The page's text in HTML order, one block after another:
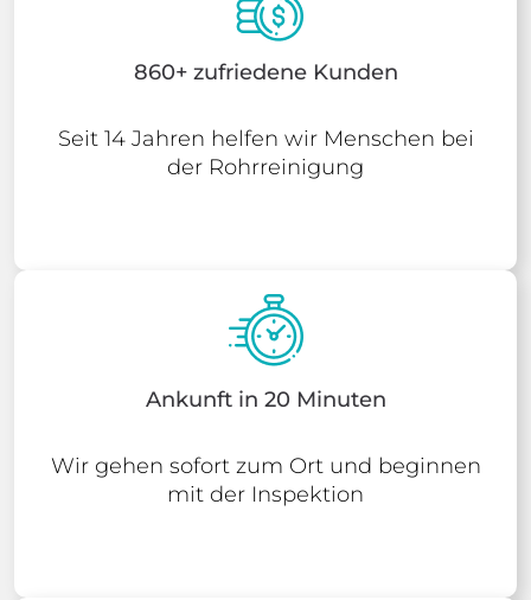
860+ zufriedene Kunden
Seit 14 Jahren helfen wir Menschen bei
der Rohrreinigung
Ankunft in 20 Minuten
Wir gehen sofort zum Ort und beginnen
mit der Inspektion